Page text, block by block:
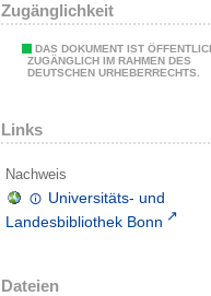
Zugänglichkeit
DAS DOKUMENT IST
ZUGÄNGLICH IM RAHMEN DES
DEUTSCHEN URHEBERRECHTS.
Links
Nachweis
Universitäts- und
Landesbibliothek Bonn
Dateien